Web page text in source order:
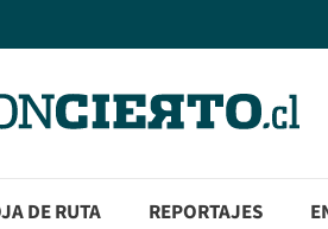
DE RUTA REPORTAJES